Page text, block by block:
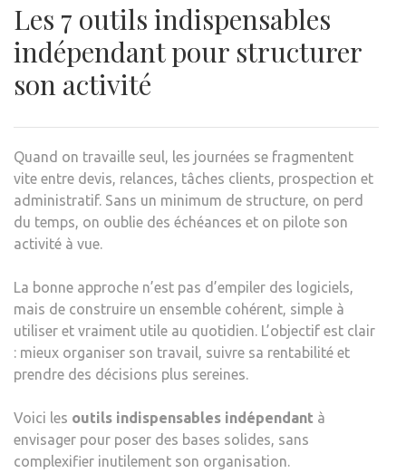
Les 7 outils indispensables
indépendant pour structurer
son activité
Quand on travaille seul, les journées se fragmentent
vite entre devis, relances, tâches clients, prospection et
administratif. Sans un minimum de structure, on perd
du temps, on oublie des échéances et on pilote son
activité à vue.
La bonne approche n’est pas d’empiler des logiciels,
mais de construire un ensemble cohérent, simple à
utiliser et vraiment utile au quotidien. L’objectif est clair
: mieux organiser son travail, suivre sa rentabilité et
prendre des décisions plus sereines.
Voici les outils indispensables indépendant à
envisager pour poser des bases solides, sans
complexifier inutilement son organisation.